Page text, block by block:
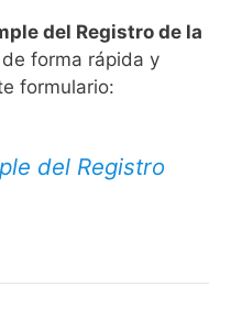
del Registro de la
de forma rápida y
formulario:
del Registro